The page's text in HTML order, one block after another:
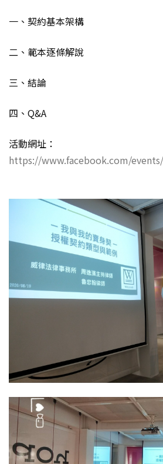
一、契約基本架構
二、範本逐條解說
三、結論
四、Q&A
活動網址：
https://www.facebook.com/